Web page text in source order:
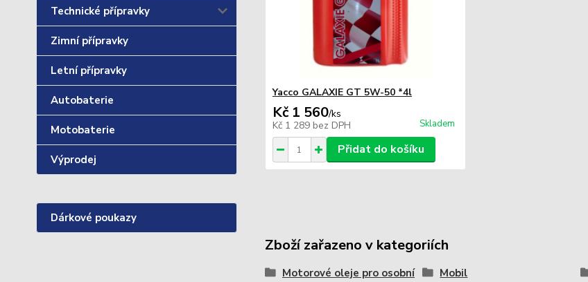
Technické přípravky
Zimní přípravky
Letní přípravky
Autobaterie
Motobaterie
Výprodej
Dárkové poukazy
Yacco GALAXIE GT 5W-50 *4l
Kč 1 560/ks
Kč 1 289 bez DPH Skladem
Přidat do košíku
Zboží zařazeno v kategoriích
Motorové oleje pro osobní
Mobil